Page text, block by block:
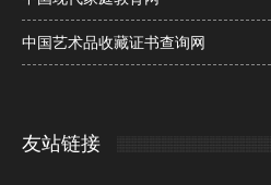
中国艺术品收藏证书查询网
友站链接